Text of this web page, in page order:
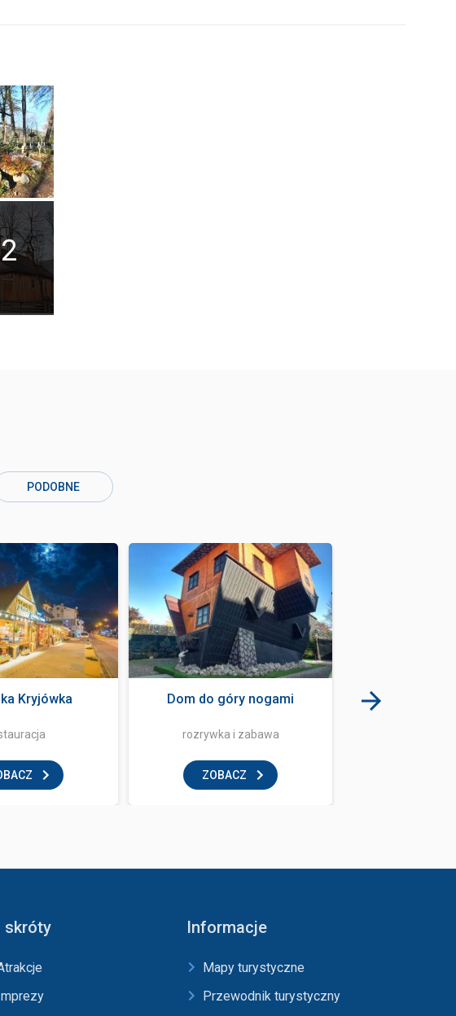
PODOBNE
Kryjówka Dom do góry nogami
rozrywka i zabawa
ZOBACZ
Escape room
skróty Informacje
Mapy turystyczne
Przewodnik turystyczny